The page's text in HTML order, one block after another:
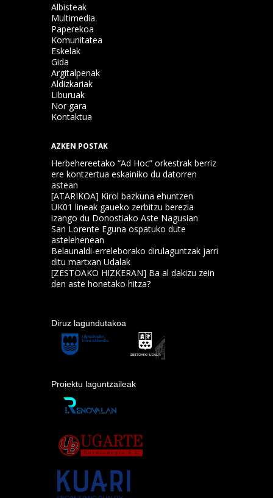
Albisteak
Multimedia
Paperekoa
Komunitatea
Eskelak
Gida
Argitalpenak
Aldizkariak
Liburuak
Nor gara
Kontaktua
AZKEN POSTAK
Herbehereetako “Ad Hoc” orkestrak berriz
ere kontzertua eskainiko du datorren
astean
[ATARIKOA] Kirol bazkuna ehuntzen
UK01 lineak gaueko zerbitzu berezia
izango du Donostiako Aste Nagusian
San Lorente Eguna ospatuko dute
astelehenean
Belaunaldi-erreleborako dirulaguntzak jarri
ditu martxan Udalak
[ZESTOAKO HIZKERAN] Ba al dakizu zein
den aste honetako hitza?
Diruz lagundutakoa
Proiektu laguntzaileak